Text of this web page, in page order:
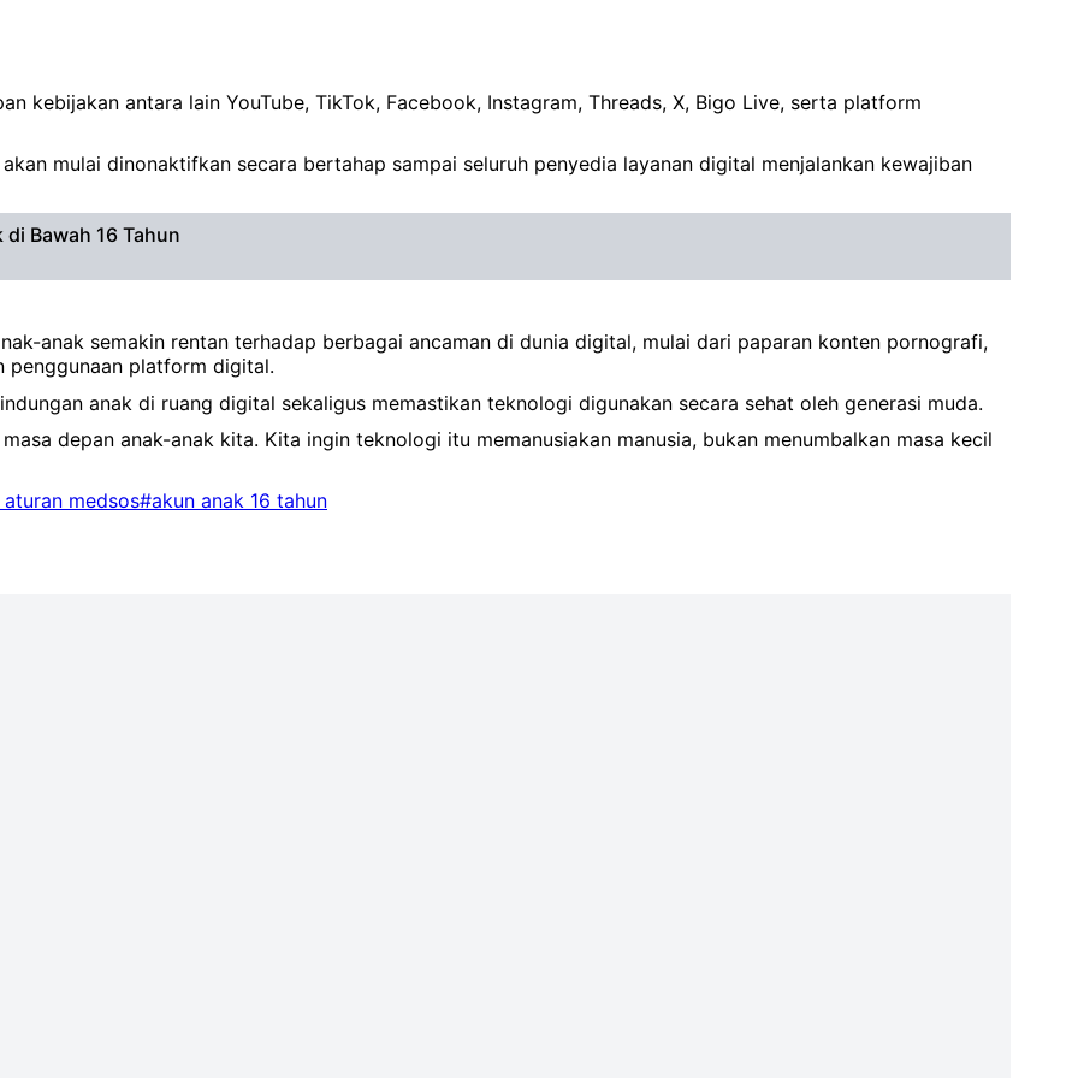
kebijakan antara lain YouTube, TikTok, Facebook, Instagram, Threads, X, Bigo Live, serta platform
mulai dinonaktifkan secara bertahap sampai seluruh penyedia layanan digital menjalankan kewajiban
Bawah 16 Tahun
anak semakin rentan terhadap berbagai ancaman di dunia digital, mulai dari paparan konten pornografi,
penggunaan platform digital.
anak di ruang digital sekaligus memastikan teknologi digunakan secara sehat oleh generasi muda.
depan anak-anak kita. Kita ingin teknologi itu memanusiakan manusia, bukan menumbalkan masa kecil
medsos#akun anak 16 tahun